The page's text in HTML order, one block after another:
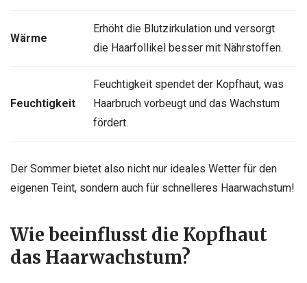
Wärme
Erhöht die Blutzirkulation und versorgt
die Haarfollikel besser mit Nährstoffen.
Feuchtigkeit
Feuchtigkeit spendet der Kopfhaut, was
Haarbruch vorbeugt und das Wachstum
fördert.
Der Sommer bietet also nicht nur ideales Wetter für den
eigenen Teint, sondern auch für schnelleres Haarwachstum!
Wie beeinflusst die Kopfhaut
das Haarwachstum?